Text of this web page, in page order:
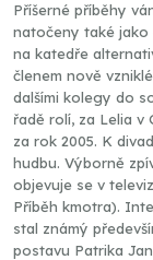
Příšerné příběhy
natočeny také jako
na katedře
členem nově
dalšími kolegy do
řadě rolí, za Lelia v
za rok 2005. K
hudbu. Výborně
objevuje se v
Příběh kmotra).
stal známý
postavu Patrika